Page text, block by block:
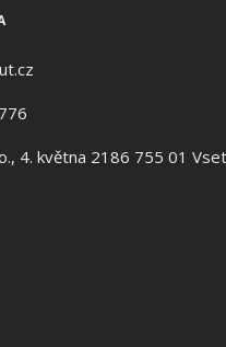
4. května 2186 755 01